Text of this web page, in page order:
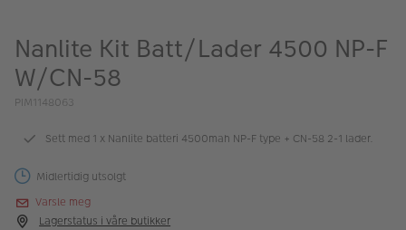
ALBUM
Kampanjer
Bildeprodukter
Nanlite Kit Batt/Lader 4500 NP-F
W/CN-58
PIM1148063
Sett med 1 x Nanlite batteri 4500mah NP-F type + CN-58 2-1 lader.
Midlertidig utsolgt
Varsle meg
Lagerstatus i våre butikker